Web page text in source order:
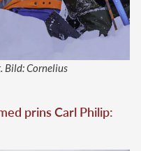
Bild: Cornelius
prins Carl Philip: